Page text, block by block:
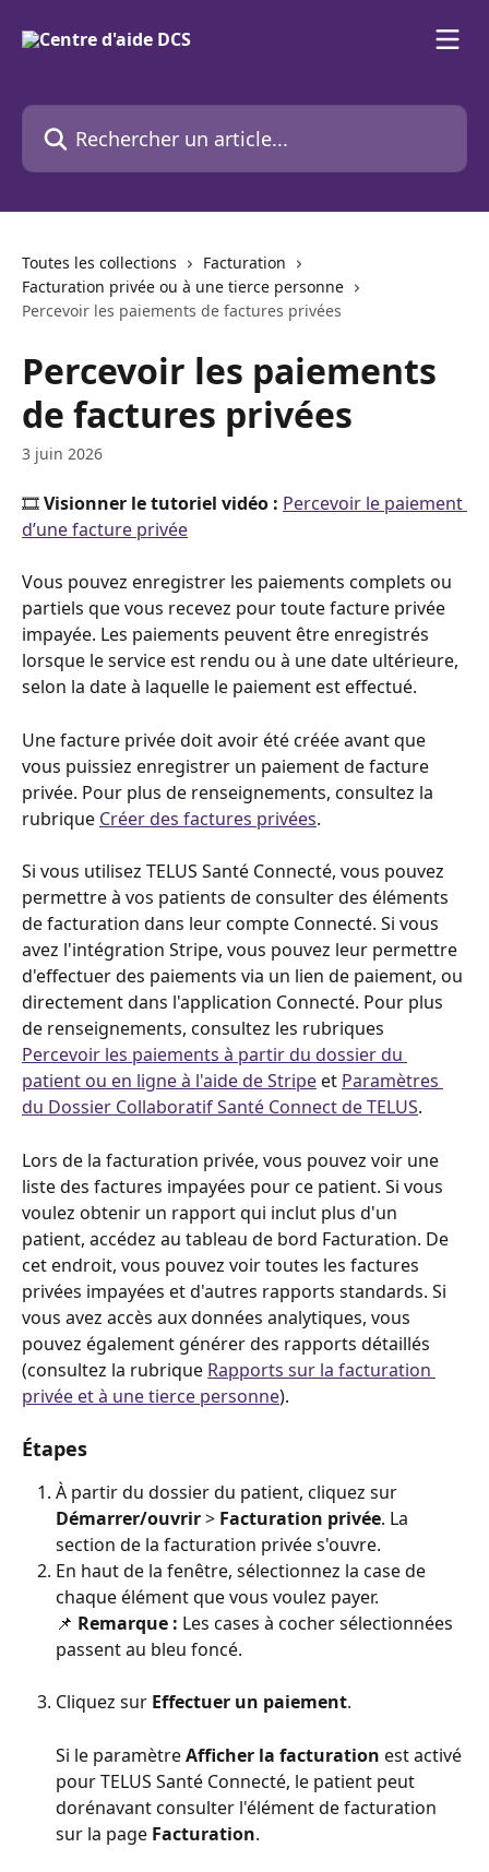
Rechercher un article...
Toutes les collections
Facturation
Facturation privée ou à une tierce personne
Percevoir les paiements de factures privées
Percevoir les paiements
de factures privées
3 juin 2026
🎞️ Visionner le tutoriel vidéo : Percevoir le paiement
d’une facture privée
Vous pouvez enregistrer les paiements complets ou
partiels que vous recevez pour toute facture privée
impayée. Les paiements peuvent être enregistrés
lorsque le service est rendu ou à une date ultérieure,
selon la date à laquelle le paiement est effectué.
Une facture privée doit avoir été créée avant que
vous puissiez enregistrer un paiement de facture
privée. Pour plus de renseignements, consultez la
rubrique Créer des factures privées.
Si vous utilisez TELUS Santé Connecté, vous pouvez
permettre à vos patients de consulter des éléments
de facturation dans leur compte Connecté. Si vous
avez l'intégration Stripe, vous pouvez leur permettre
d'effectuer des paiements via un lien de paiement, ou
directement dans l'application Connecté. Pour plus
de renseignements, consultez les rubriques
Percevoir les paiements à partir du dossier du
patient ou en ligne à l'aide de Stripe et Paramètres
du Dossier Collaboratif Santé Connect de TELUS.
Lors de la facturation privée, vous pouvez voir une
liste des factures impayées pour ce patient. Si vous
voulez obtenir un rapport qui inclut plus d'un
patient, accédez au tableau de bord Facturation. De
cet endroit, vous pouvez voir toutes les factures
privées impayées et d'autres rapports standards. Si
vous avez accès aux données analytiques, vous
pouvez également générer des rapports détaillés
(consultez la rubrique Rapports sur la facturation
privée et à une tierce personne).
Étapes
À partir du dossier du patient, cliquez sur
Démarrer/ouvrir > Facturation privée. La
section de la facturation privée s'ouvre.
En haut de la fenêtre, sélectionnez la case de
chaque élément que vous voulez payer.
📌 Remarque : Les cases à cocher sélectionnées
passent au bleu foncé.
Cliquez sur Effectuer un paiement.
Si le paramètre Afficher la facturation est activé
pour TELUS Santé Connecté, le patient peut
dorénavant consulter l'élément de facturation
sur la page Facturation.